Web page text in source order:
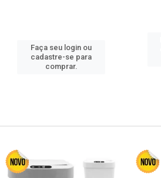
Faça seu login ou
cadastre-se para
comprar.